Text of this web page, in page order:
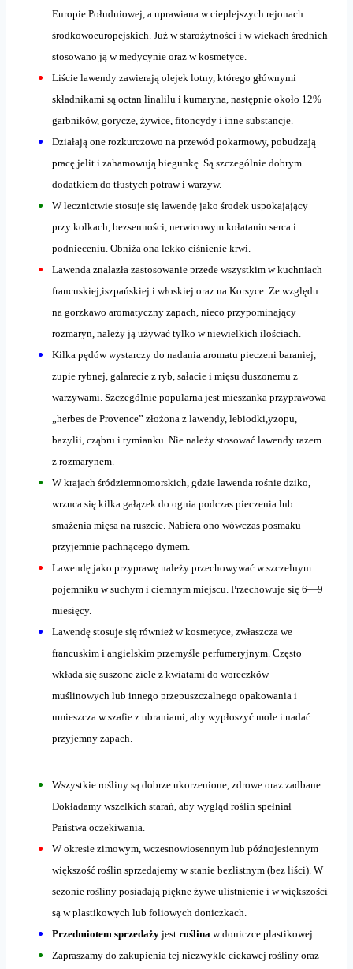
Europie Południowej, a uprawiana w cieplejszych rejonach
środkowoeuropejskich. Już w starożytności i w wiekach średnich
stosowano ją w medycynie oraz w kosmetyce.
Liście lawendy zawierają olejek lotny, którego głównymi
składnikami są octan linalilu i kumaryna, następnie około 12%
garbników, gorycze, żywice, fitoncydy i inne substancje.
Działają one rozkurczowo na przewód pokarmowy, pobudzają
pracę jelit i zahamowują biegunkę. Są szczególnie dobrym
dodatkiem do tłustych potraw i warzyw.
W lecznictwie stosuje się lawendę jako środek uspokajający
przy kolkach, bezsenności, nerwicowym kołataniu serca i
podnieceniu. Obniża ona lekko ciśnienie krwi.
Lawenda znalazła zastosowanie przede wszystkim w kuchniach
francuskiej,iszpańskiej i włoskiej oraz na Korsyce. Ze względu
na gorzkawo aromatyczny zapach, nieco przypominający
rozmaryn, należy ją używać tylko w niewielkich ilościach.
Kilka pędów wystarczy do nadania aromatu pieczeni baraniej,
zupie rybnej, galarecie z ryb, sałacie i mięsu duszonemu z
warzywami. Szczególnie popularna jest mieszanka przyprawowa
„herbes de Provence” złożona z lawendy, lebiodki,yzopu,
bazylii, cząbru i tymianku. Nie należy stosować lawendy razem
z rozmarynem.
W krajach śródziemnomorskich, gdzie lawenda rośnie dziko,
wrzuca się kilka gałązek do ognia podczas pieczenia lub
smażenia mięsa na ruszcie. Nabiera ono wówczas posmaku
przyjemnie pachnącego dymem.
Lawendę jako przyprawę należy przechowywać w szczelnym
pojemniku w suchym i ciemnym miejscu. Przechowuje się 6—9
miesięcy.
Lawendę stosuje się również w kosmetyce, zwłaszcza we
francuskim i angielskim przemyśle perfumeryjnym. Często
wkłada się suszone ziele z kwiatami do woreczków
muślinowych lub innego przepuszczalnego opakowania i
umieszcza w szafie z ubraniami, aby wypłoszyć mole i nadać
przyjemny zapach.
Wszystkie rośliny są dobrze ukorzenione, zdrowe oraz zadbane.
Dokładamy wszelkich starań, aby wygląd roślin spełniał
Państwa oczekiwania.
W okresie zimowym, wczesnowiosennym lub późnojesiennym
większość roślin sprzedajemy w stanie bezlistnym (bez liści). W
sezonie rośliny posiadają piękne żywe ulistnienie i w większości
są w plastikowych lub foliowych doniczkach.
Przedmiotem sprzedaży jest roślina w doniczce plastikowej.
Zapraszamy do zakupienia tej niezwykle ciekawej rośliny oraz